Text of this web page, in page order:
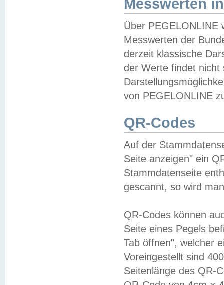
Messwerten
Über PEGELONLINE
Messwerten der
derzeit klassische
der Werte findet
von PEGELONLINE
QR-Codes
Auf der
Seite anzeigen" ein
Stammdatenseite
gescannt, so wird
QR-Codes können
Seite eines Pegels
Tab öffnen", welcher
Voreingestellt sind
Seitenlänge des QR-